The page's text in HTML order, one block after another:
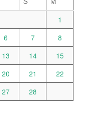
1
6 7
8
13 14
15
20 21
22
27 28